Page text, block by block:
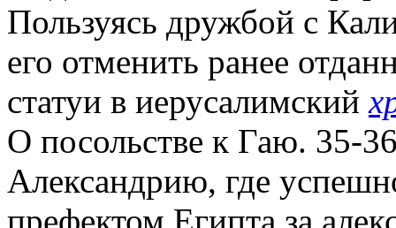
Пользуясь дружбой с
его отменить ранее
статуи в иерусалимский
О посольстве к Гаю. 35-
Александрию, где
префектом Египта за